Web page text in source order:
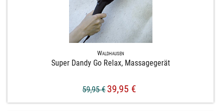
Waldhausen
Super Dandy Go Relax, Massagegerät
59,95 € 39,95 €